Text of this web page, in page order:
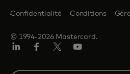
© 1994-2026 Mastercard.
Confidentialité Conditions